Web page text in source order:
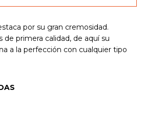
por su gran cremosidad.
de primera calidad, de aquí su
a la perfección con cualquier tipo